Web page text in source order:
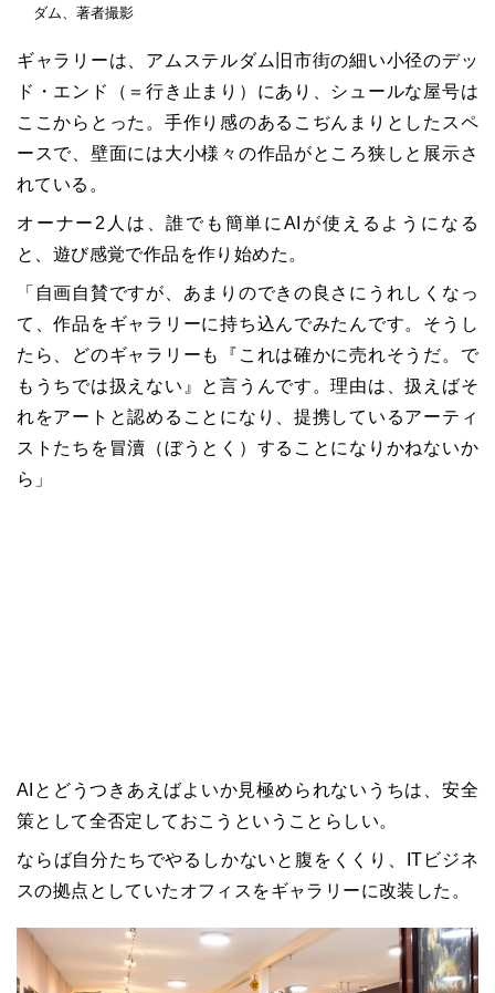
ダム、著者撮影
ギャラリーは、アムステルダム旧市街の細い小径のデッ
ド・エンド（＝行き止まり）にあり、シュールな屋号は
ここからとった。手作り感のあるこぢんまりとしたスペ
ースで、壁面には大小様々の作品がところ狭しと展示さ
れている。
オーナー2人は、誰でも簡単にAIが使えるようになる
と、遊び感覚で作品を作り始めた。
「自画自賛ですが、あまりのできの良さにうれしくなっ
て、作品をギャラリーに持ち込んでみたんです。そうし
たら、どのギャラリーも『これは確かに売れそうだ。で
もうちでは扱えない』と言うんです。理由は、扱えばそ
れをアートと認めることになり、提携しているアーティ
ストたちを冒瀆（ぼうとく）することになりかねないか
ら」
AIとどうつきあえばよいか見極められないうちは、安全
策として全否定しておこうということらしい。
ならば自分たちでやるしかないと腹をくくり、ITビジネ
スの拠点としていたオフィスをギャラリーに改装した。